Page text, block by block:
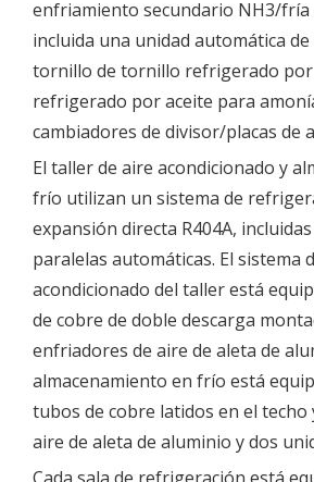
enfriamiento secundario NH3/fría
incluida una unidad automática
tornillo de tornillo refrigerado
refrigerado por aceite para
cambiadores de divisor/placas de
El taller de aire acondicionado y
frío utilizan un sistema de
expansión directa R404A,
paralelas automáticas. El sistema
acondicionado del taller está
de cobre de doble descarga
enfriadores de aire de aleta de
almacenamiento en frío está
tubos de cobre latidos en el techo
aire de aleta de aluminio y dos